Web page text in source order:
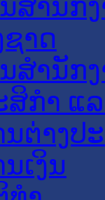
ສໍານັກ
າດ
ສຳນັກ
ສິກຳ ແ
ຕ່າງປ
ເງິນ